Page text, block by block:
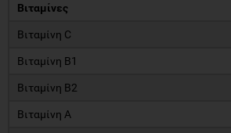
Βιταμίνες
Βιταμίνη C
Βιταμίνη Β1
Βιταμίνη Β2
Βιταμίνη Α